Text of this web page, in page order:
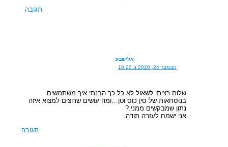
תגובה
אלישבע
נובמבר 24, 2020 ב 18:20
שלום רציתי לשאול לא כל כך הבנתי איך משתמשים
בנוסחאות של סין כוס וטן…ומה עושים שרוצים למצוא איזה
נתון שמבקשים ממני.?
אני ישמח לעזרה תודה.
תגובה